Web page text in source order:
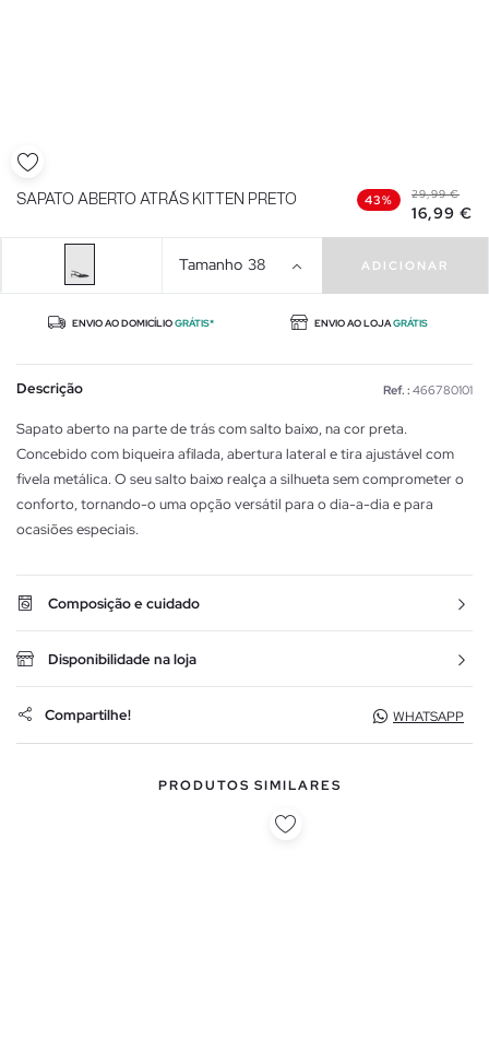
SAPATO ABERTO ATRÁS KITTEN PRETO 43% 29,99 €
16,99 €
Tamanho 38 ADICIONAR
ENVIO AO DOMICÍLIOGRÁTIS* ENVIO AO LOJAGRÁTIS
Descrição Ref. : 466780101
Sapato aberto na parte de trás com salto baixo, na cor preta.
Concebido com biqueira afilada, abertura lateral e tira ajustável com
fivela metálica. O seu salto baixo realça a silhueta sem comprometer o
conforto, tornando-o uma opção versátil para o dia-a-dia e para
ocasiões especiais.
Composição e cuidado
Disponibilidade na loja
Compartilhe! WHATSAPP
PRODUTOS SIMILARES